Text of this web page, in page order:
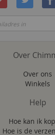
Over
Over ons
Winkels
Help
Hoe kan ik
Hoe is de